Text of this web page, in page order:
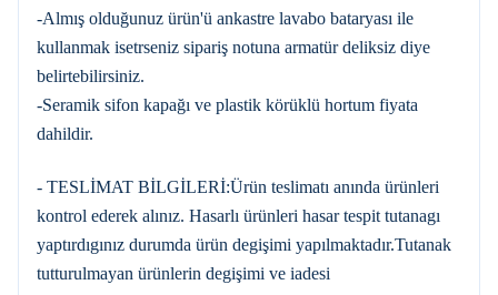
-Almış olduğunuz ürün'ü ankastre lavabo bataryası ile
kullanmak isetrseniz sipariş notuna armatür deliksiz diye
belirtebilirsiniz.
-Seramik sifon kapağı ve plastik körüklü hortum fiyata
dahildir.
- TESLİMAT BİLGİLERİ:Ürün teslimatı anında ürünleri
kontrol ederek alınız. Hasarlı ürünleri hasar tespit tutanagı
yaptırdıgınız durumda ürün degişimi yapılmaktadır.Tutanak
tutturulmayan ürünlerin degişimi ve iadesi